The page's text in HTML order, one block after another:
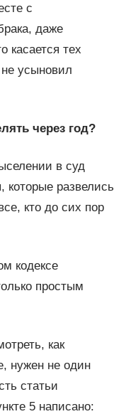
с
даже
касается тех
усыновил
через год?
в суд
которые развелись
кто до сих пор
кодексе
простым
как
нужен не один
статьи
5 написано: